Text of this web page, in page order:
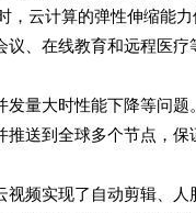
，云计算的弹性伸缩能
、在线教育和远程医
量大时性能下降等问
送到全球多个节点，
频实现了自动剪辑、